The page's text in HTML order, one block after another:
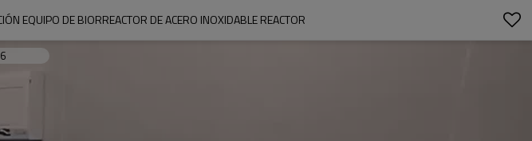
EQUIPO DE BIORREACTOR DE ACERO INOXIDABLE REACTOR
6